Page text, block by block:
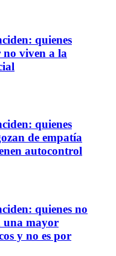
quienes
no viven a la
quienes
de empatía
autocontrol
quienes no
una mayor
y no es por